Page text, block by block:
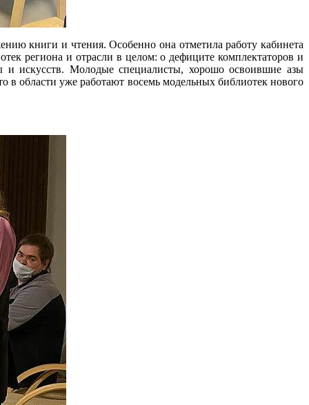
книги и чтения. Особенно она отметила работу кабинета
региона и отрасли в целом: о дефиците комплектаторов и
и искусств. Молодые специалисты, хорошо освоившие азы
области уже работают восемь модельных библиотек нового